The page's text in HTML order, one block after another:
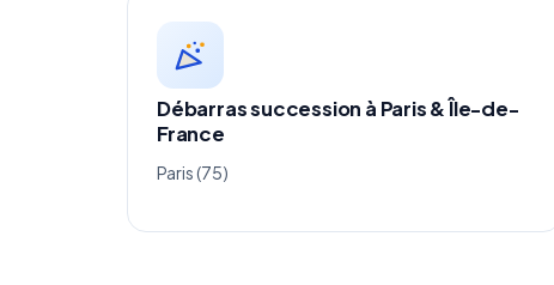
Débarras succession à Paris & Île-de-
France
Paris (75)